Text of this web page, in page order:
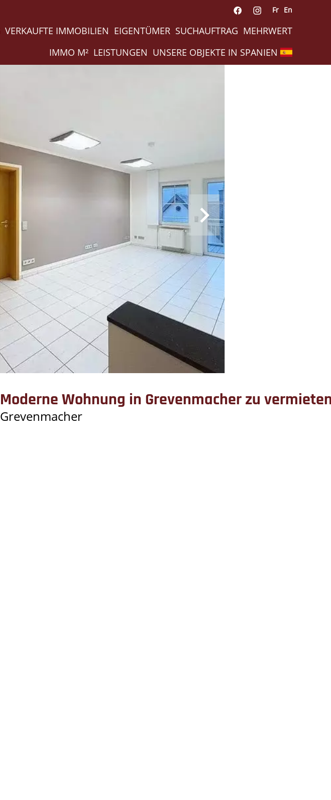
Fr En
VERKAUFTE IMMOBILIEN EIGENTÜMER SUCHAUFTRAG MEHRWERT
IMMO M² LEISTUNGEN UNSERE OBJEKTE IN SPANIEN
Moderne Wohnung in Grevenmacher zu
Grevenmacher